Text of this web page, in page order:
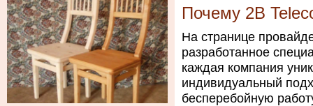
Почему 2B
На странице
разработанное
каждая компания
индивидуальный
бесперебойную